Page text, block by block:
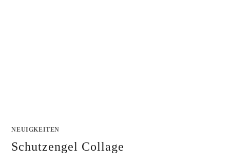
NEUIGKEITEN
Schutzengel Collage